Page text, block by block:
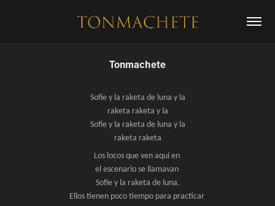
Tonmachete
Sofie y la raketa de luna y la
raketa raketa y la
Sofie y la raketa de luna y la
raketa raketa
Los locos que ven aqui en
el escenario se llamavan
Sofie y la raketa de luna.
Ellos tienen poco tiempo para practicar